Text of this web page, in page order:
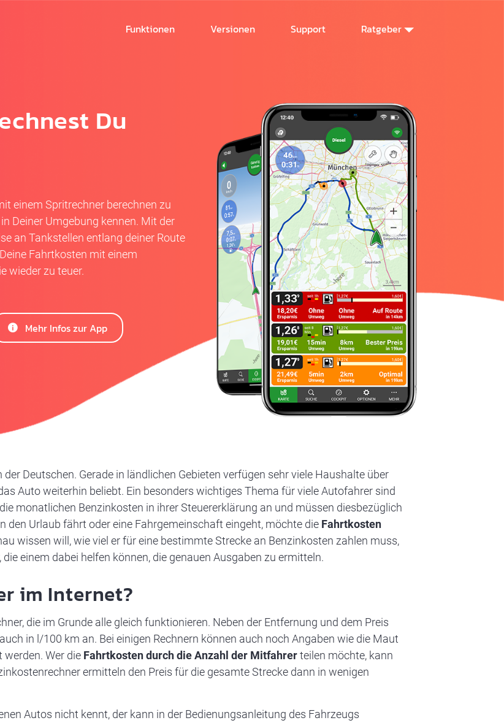
Funktionen Versionen Support Ratgeber
Du
einem Spritrechner berechnen zu
Deiner Umgebung kennen. Mit der
an Tankstellen entlang deiner Route
Fahrtkosten mit einem
wieder zu teuer.
Mehr Infos zur App
Deutschen. Gerade in ländlichen Gebieten verfügen sehr viele Haushalte über
Auto weiterhin beliebt. Ein besonders wichtiges Thema für viele Autofahrer sind
monatlichen Benzinkosten in ihrer Steuererklärung an und müssen diesbezüglich
den Urlaub fährt oder eine Fahrgemeinschaft eingeht, möchte die Fahrtkosten
wissen will, wie viel er für eine bestimmte Strecke an Benzinkosten zahlen muss,
einem dabei helfen können, die genauen Ausgaben zu ermitteln.
im Internet?
die im Grunde alle gleich funktionieren. Neben der Entfernung und dem Preis
in l/100 km an. Bei einigen Rechnern können auch noch Angaben wie die Maut
Wer die Fahrtkosten durch die Anzahl der Mitfahrerteilen möchte, kann
ermitteln den Preis für die gesamte Strecke dann in wenigen
Autos nicht kennt, der kann in der Bedienungsanleitung des Fahrzeugs